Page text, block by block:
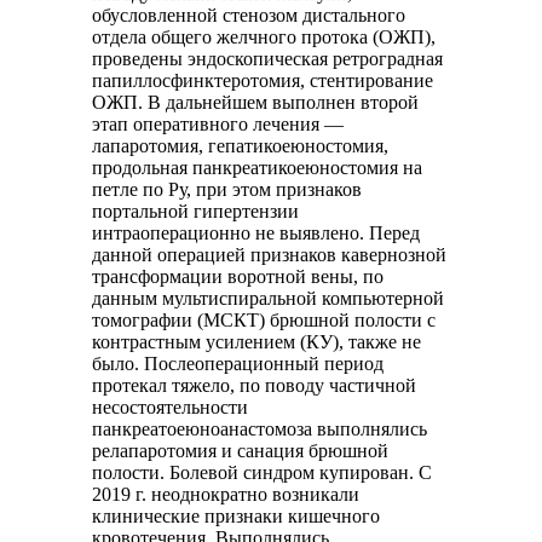
обусловленной стенозом дистального
отдела общего желчного протока (ОЖП),
проведены эндоскопическая ретроградная
папиллосфинктеротомия, стентирование
ОЖП. В дальнейшем выполнен второй
этап оперативного лечения —
лапаротомия, гепатикоеюностомия,
продольная панкреатикоеюностомия на
петле по Ру, при этом признаков
портальной гипертензии
интраоперационно не выявлено. Перед
данной операцией признаков кавернозной
трансформации воротной вены, по
данным мультиспиральной компьютерной
томографии (МСКТ) брюшной полости с
контрастным усилением (КУ), также не
было. Послеоперационный период
протекал тяжело, по поводу частичной
несостоятельности
панкреатоеюноанастомоза выполнялись
релапаротомия и санация брюшной
полости. Болевой синдром купирован. С
2019 г. неоднократно возникали
клинические признаки кишечного